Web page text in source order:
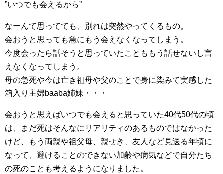
”いつでも会えるから”
なーんて思ってても、別れは突然やってくるもの。
会おうと思っても急にもう会えなくなってしまう。
今度会ったら話そうと思っていたことももう話せないし言
えなくなってしまう。
母の急死や今は亡き祖母や父のことで身に染みて実感した
箱入り主婦baaba姉妹・・・
会おうと思えばいつでも会えると思っていた40代50代の頃
は、まだ死はそんなにリアリティのあるものではなかった
けど、もう両親や祖父母、親せき、友人など見送る年頃に
なって、避けることのできない加齢や病気などで自分たち
の死のことも考えるようになりました。